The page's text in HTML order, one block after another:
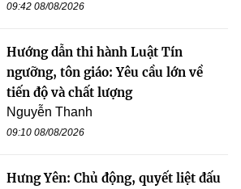
09:42 08/08/2026
Hướng dẫn thi hành Luật Tín
ngưỡng, tôn giáo: Yêu cầu lớn về
tiến độ và chất lượng
Nguyễn Thanh
09:10 08/08/2026
Hưng Yên: Chủ động, quyết liệt đấu